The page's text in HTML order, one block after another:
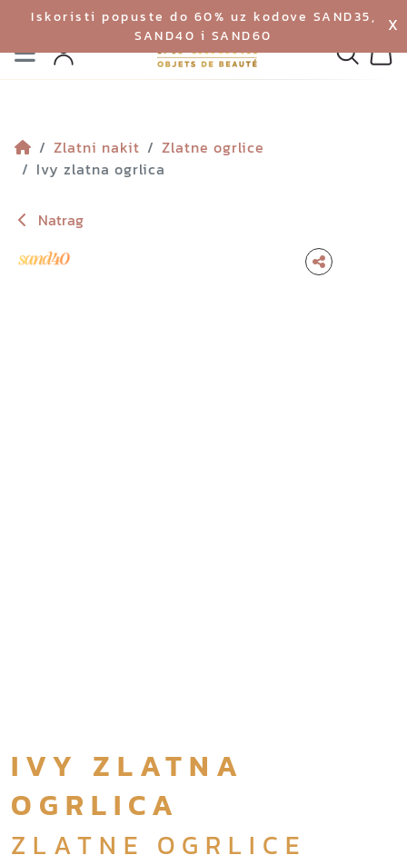
Iskoristi popuste do 60% uz kodove SAND35,
SAND40 i SAND60
X
Izbornik
Profil
Zlatni nakit
Zlatne ogrlice
Ivy zlatna ogrlica
Natrag
IVY ZLATNA
OGRLICA
ZLATNE OGRLICE